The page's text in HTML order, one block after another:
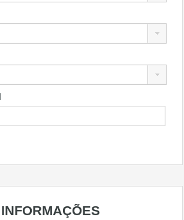
INFORMAÇÕES